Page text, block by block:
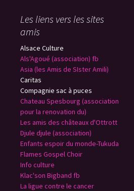
Les liens vers les sites
amis
Alsace Culture
Als'Agoué (association) fb
Asia (les Amis de SIster Amili)
Caritas
Compagnie sac à puces
Chateau Spesbourg (association
pour la renovation du)
Les amis des châteaux d'Ottrott
Djule djule (association)
Enfants espoir du monde-Tukuda
Flames Gospel Choir
Info culture
Klac'son Bigband fb
La ligue contre le cancer